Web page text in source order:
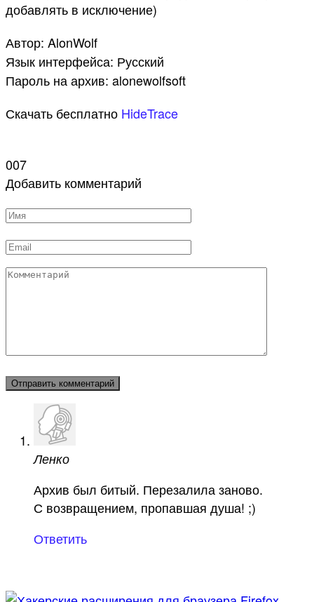
добавлять в исключение)
Автор: AlonWolf
Язык интерфейса: Русский
Пароль на архив: alonewolfsoft
Скачать бесплатно HideTrace
007
Добавить комментарий
Имя
Email
Комментарий
Ленко
Архив был битый. Перезалила заново.
С возвращением, пропавшая душа! ;)
Ответить